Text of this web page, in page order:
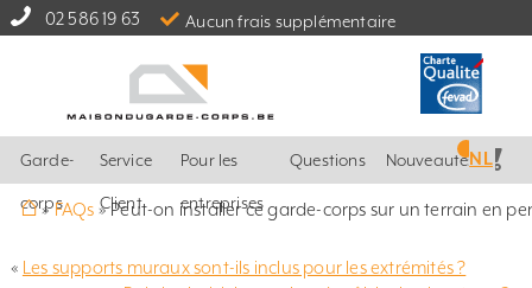
02 586 19 63 Aucun frais supplémentaire
Garde-
corps
Service
Client
Pour les
entreprises
Questions NouveautésNL
⌂»FAQs »Peut-on installer ce garde-corps sur un terrain en
« Les supports muraux sont-ils inclus pour les extrémités ?